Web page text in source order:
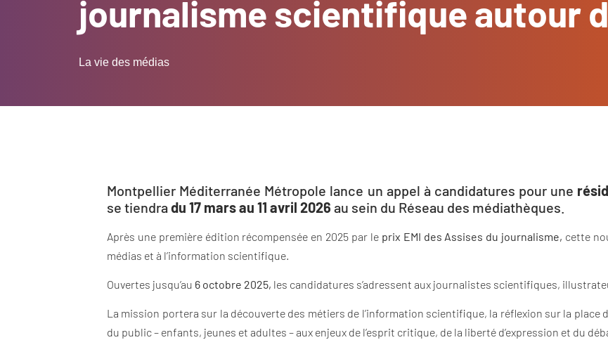
journalisme scientifique autour
La vie des médias
Montpellier Méditerranée Métropole lance un appel à candidatures pour une
se tiendradu 17 mars au 11 avril 2026 au sein du Réseau des médiathèques.
Après une première édition récompensée en 2025 par le prix EMI des Assises du journalisme, cette
médias et à l’information scientifique.
Ouvertes jusqu’au 6 octobre 2025, les candidatures s’adressent aux journalistes scientifiques,
La mission portera sur la découverte des métiers de l’information scientifique, la réflexion sur la
du public – enfants, jeunes et adultes – aux enjeux de l’esprit critique, de la liberté d’expression et du